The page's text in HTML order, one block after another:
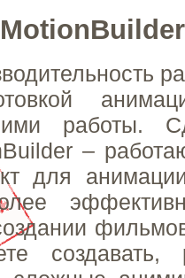
работы.
–
для
создавать,